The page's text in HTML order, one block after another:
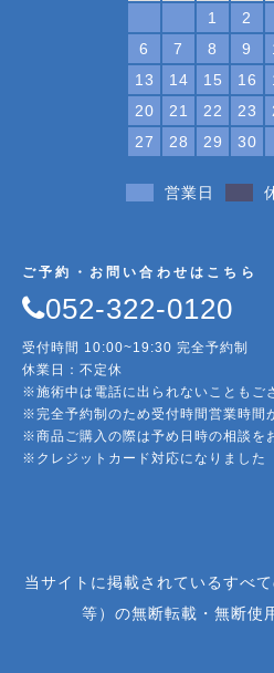
1
2
6
7 8 9
13
14 15 16
20
21 22 23
27
28 29 30
営業日
ご予約・お問い合わせはこちら
052-322-0120
受付時間 10:00~19:30 完全予約制
休業日：不定休
※施術中は電話に出られないこともご
※完全予約制のため受付時間営業時間
※商品ご購入の際は予め日時の相談を
※クレジットカード対応になりました
当サイトに掲載されているすべ
等）の無断転載・無断使